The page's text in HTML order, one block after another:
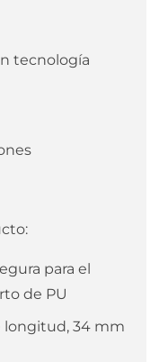
tecnología
para el
de PU
longitud, 34 mm